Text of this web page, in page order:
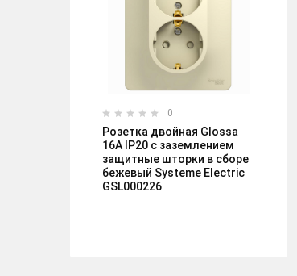
0
Розетка двойная Glossa
16А IP20 с заземлением
защитные шторки в сборе
бежевый Systeme Electric
GSL000226